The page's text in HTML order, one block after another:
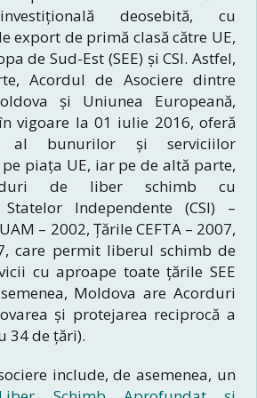
deosebită, cu
export de primă clasă către UE,
de Sud-Est (SEE) și CSI. Astfel,
Acordul de Asociere dintre
și Uniunea Europeană,
vigoare la 01 iulie 2016, oferă
al bunurilor și serviciilor
piața UE, iar pe de altă parte,
de liber schimb cu
Independente (CSI) –
– 2002, Țările CEFTA – 2007,
care permit liberul schimb de
cu aproape toate țările SEE
Moldova are Acorduri
și protejarea reciprocă a
34 de țări).
include, de asemenea, un